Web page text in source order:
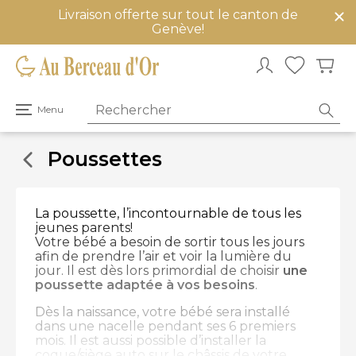
Livraison offerte sur tout le canton de
Genève!
Menu
Ouvrir
menu
principalPoussettes
La poussette, l’incontournable de tous les
jeunes parents!
Votre bébé a besoin de sortir tous les jours
afin de prendre l’air et voir la lumière du
jour. Il est dès lors primordial de choisir une
poussette adaptée à vos besoins.
Dès la naissance, votre bébé sera installé
dans une nacelle pendant ses 6 premiers
mois. Il est aussi possible d’installer la